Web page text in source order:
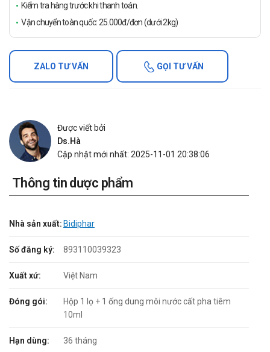
Kiểm tra hàng trước khi thanh toán.
Vận chuyển toàn quốc: 25.000đ/đơn (dưới 2kg)
ZALO TƯ VẤN GỌI TƯ VẤN
Được viết bởi
Ds.Hà
Cập nhật mới nhất: 2025-11-01 20:38:06
Thông tin dược phẩm
Nhà sản xuất: Bidiphar
Số đăng ký: 893110039323
Xuất xứ: Việt Nam
Đóng gói:
Hộp 1 lọ + 1 ống dung môi nước cất pha tiêm
10ml
Hạn dùng: 36 tháng